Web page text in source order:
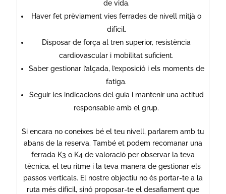
de vida.
Haver fet prèviament vies ferrades de nivell mitjà o
difícil.
Disposar de força al tren superior, resistència
cardiovascular i mobilitat suficient.
Saber gestionar l’alçada, l’exposició i els moments de
fatiga.
Seguir les indicacions del guia i mantenir una actitud
responsable amb el grup.
Si encara no coneixes bé el teu nivell, parlarem amb tu
abans de la reserva. També et podem recomanar una
ferrada K3 o K4 de valoració per observar la teva
tècnica, el teu ritme i la teva manera de gestionar els
passos verticals. El nostre objectiu no és portar-te a la
ruta més difícil, sinó proposar-te el desafiament que